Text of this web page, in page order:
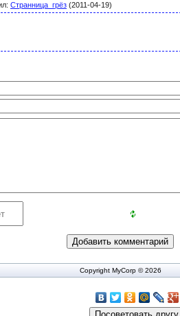
: Странница_грёз (2011-04-19)
Copyright MyCorp © 2026